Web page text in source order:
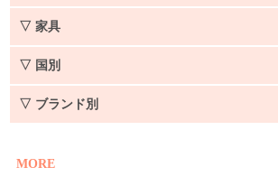
▽ 家具
▽ 国別
▽ ブランド別
MORE